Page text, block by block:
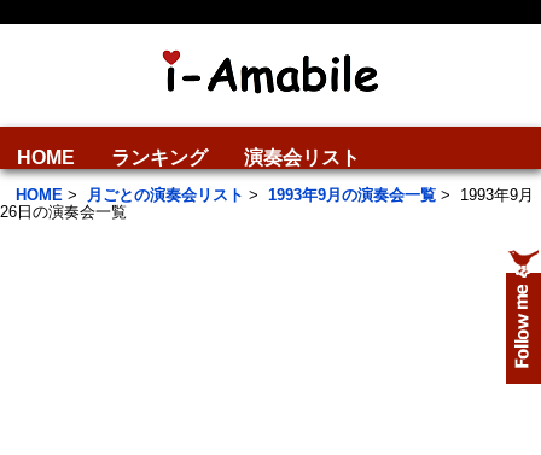
HOME ランキング 演奏会リスト
HOME > 月ごとの演奏会リスト > 1993年9月の演奏会一覧 > 1993年9月
26日の演奏会一覧